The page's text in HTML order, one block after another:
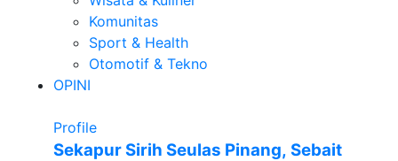
Komunitas
Sport & Health
Otomotif & Tekno
OPINI
Profile
Sekapur Sirih Seulas Pinang, Sebait